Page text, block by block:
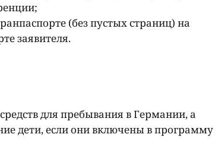
(без пустых страниц) на
заявителя.
для пребывания в Германии, а
дети, если они включены в программу